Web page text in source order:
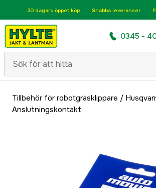
30 dagars öppet köp Snabba leveranser
0345 -
Tillbehör för robotgräsklippare /
Anslutningskontakt